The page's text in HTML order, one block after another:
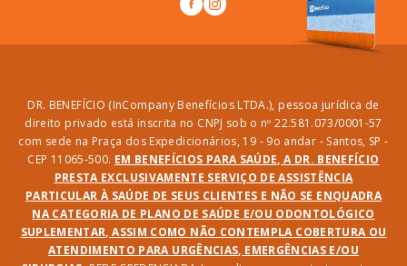
DR. BENEFÍCIO (InCompany Benefícios LTDA.), pessoa jurídica de
direito privado está inscrita no CNPJ sob o nº 22.581.073/0001-57
com sede na Praça dos Expedicionários, 19 - 9o andar - Santos, SP -
CEP 11065-500. EM BENEFÍCIOS PARA SAÚDE, A DR. BENEFÍCIO
PRESTA EXCLUSIVAMENTE SERVIÇO DE ASSISTÊNCIA
PARTICULAR À SAÚDE DE SEUS CLIENTES E NÃO SE ENQUADRA
NA CATEGORIA DE PLANO DE SAÚDE E/OU ODONTOLÓGICO
SUPLEMENTAR, ASSIM COMO NÃO CONTEMPLA COBERTURA OU
ATENDIMENTO PARA URGÊNCIAS, EMERGÊNCIAS E/OU